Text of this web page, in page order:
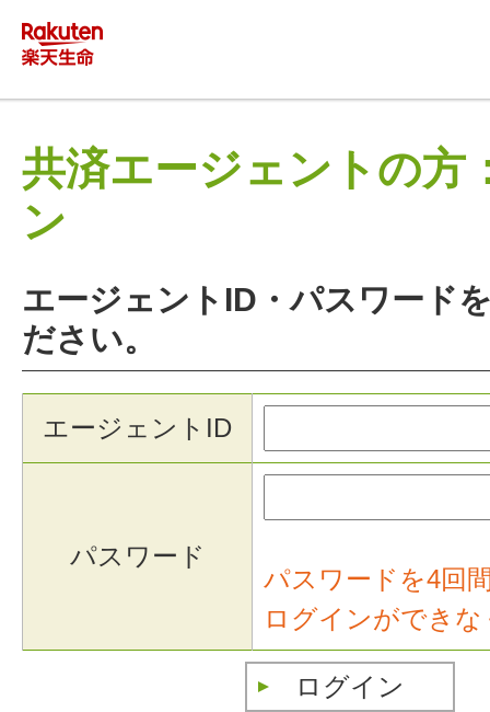
共済エージェントの方
ン
エージェントID・パスワード
ださい。
エージェントID
パスワード
パスワードを4回
ログインができ